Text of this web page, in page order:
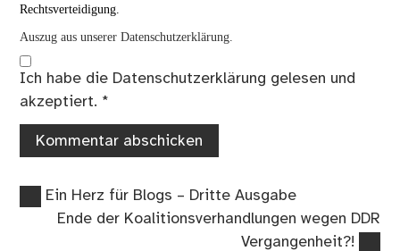
Rechtsverteidigung.
Auszug aus unserer Datenschutzerklärung.
Ich habe die Datenschutzerklärung gelesen und
akzeptiert. *
Beitragsnavigation
Vorheriger
Beitrag:
Ein Herz für Blogs – Dritte Ausgabe
Nächster
Ende der Koalitionsverhandlungen wegen DDR
Vergangenheit?!